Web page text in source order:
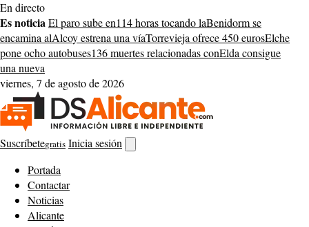
Saltar
al
contenido
En directo
Es noticiaEl paro sube en114 horas tocando laBenidorm se
encamina alAlcoy estrena una víaTorrevieja ofrece 450 eurosElche
pone ocho autobuses136 muertes relacionadas conElda consigue
una nueva
viernes, 7 de agosto de 2026
Suscríbetegratis Inicia sesión
buscador
Portada
Contactar
Noticias
Alicante